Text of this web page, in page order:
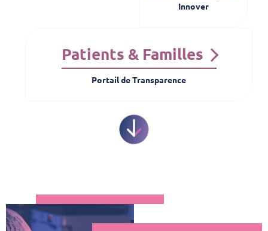
Innover
Patients & Familles
Portail de Transparence